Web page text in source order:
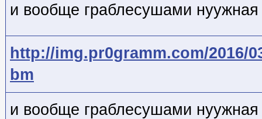
и вообще граблесушами
http://img.pr0gramm.com/2016/
bm
и вообще граблесушами